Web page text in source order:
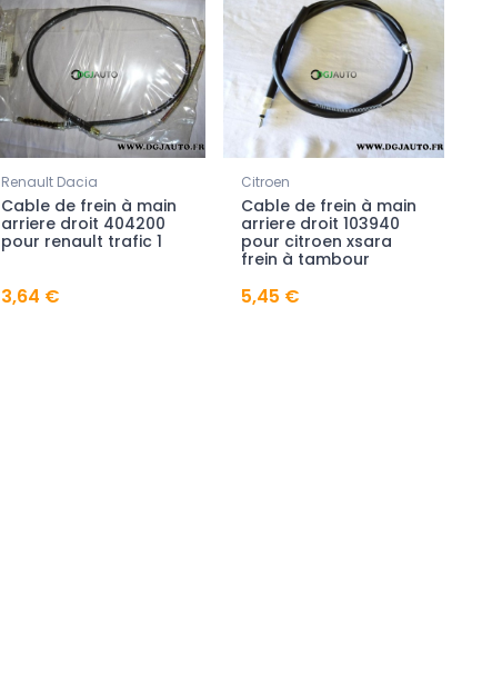
Renault Dacia
Cable de frein à main
arriere droit 404200
pour renault trafic 1
3,64 €
Citroen
Cable de frein à main
arriere droit 103940
pour citroen xsara
frein à tambour
5,45 €